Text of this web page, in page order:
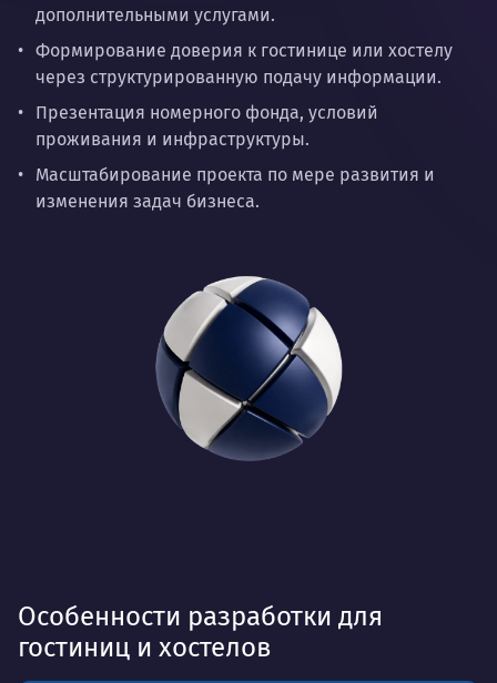
дополнительными услугами.
Формирование доверия к гостинице или хостелу
через структурированную подачу информации.
Презентация номерного фонда, условий
проживания и инфраструктуры.
Масштабирование проекта по мере развития и
изменения задач бизнеса.
Особенности разработки для
гостиниц и хостелов